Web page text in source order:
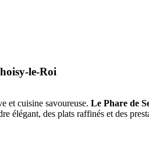
le-Roi
et cuisine savoureuse. Le Phare de
élégant, des plats raffinés et des